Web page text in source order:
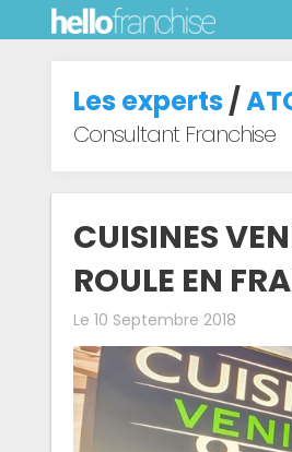
Les experts /
Consultant Franchise
CUISINES
ROULE EN
Le 10 Septembre 2018